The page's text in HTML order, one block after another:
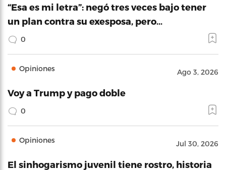
“Esa es mi letra”: negó tres veces bajo tener
un plan contra su exesposa, pero…
0
Opiniones Ago 3, 2026
Voy a Trump y pago doble
0
Opiniones Jul 30, 2026
El sinhogarismo juvenil tiene rostro, historia